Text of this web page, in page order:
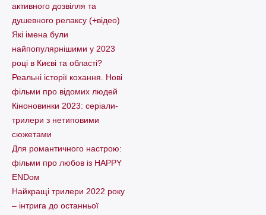
активного дозвілля та
душевного релаксу (+відео)
Які імена були
найпопулярнішими у 2023
році в Києві та області?
Реальні історії кохання. Нові
фільми про відомих людей
Кіноновинки 2023: серіали-
трилери з нетиповими
сюжетами
Для романтичного настрою:
фільми про любов із HAPPY
ENDом
Найкращі трилери 2022 року
– інтрига до останньої